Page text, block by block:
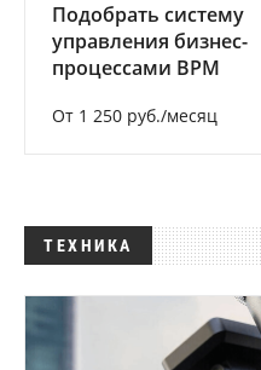
Подобрать систему
управления бизнес-
процессами BPM
От 1 250 руб./месяц
ТЕХНИКА